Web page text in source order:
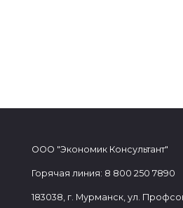
ООО "Экономик Консультант"
Горячая линия: 8 800 250 7890
183038, г. Мурманск, ул.